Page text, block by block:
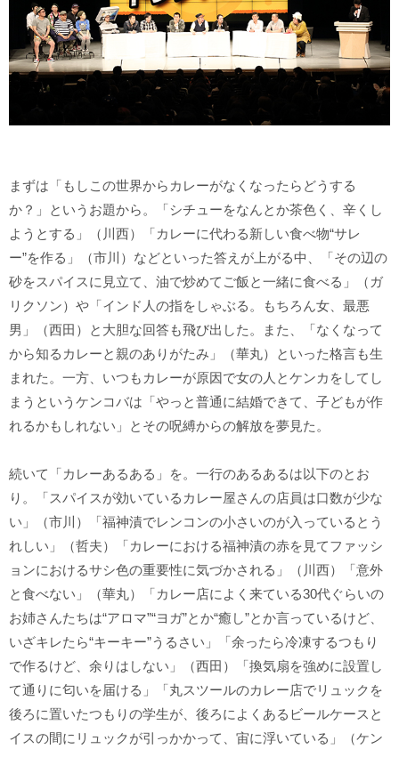
まずは「もしこの世界からカレーがなくなったらどうする
か？」というお題から。「シチューをなんとか茶色く、辛くし
ようとする」（川西）「カレーに代わる新しい食べ物“サレ
ー”を作る」（市川）などといった答えが上がる中、「その辺の
砂をスパイスに見立て、油で炒めてご飯と一緒に食べる」（ガ
リクソン）や「インド人の指をしゃぶる。もちろん女、最悪
男」（西田）と大胆な回答も飛び出した。また、「なくなって
から知るカレーと親のありがたみ」（華丸）といった格言も生
まれた。一方、いつもカレーが原因で女の人とケンカをしてし
まうというケンコバは「やっと普通に結婚できて、子どもが作
れるかもしれない」とその呪縛からの解放を夢見た。
続いて「カレーあるある」を。一行のあるあるは以下のとお
り。「スパイスが効いているカレー屋さんの店員は口数が少な
い」（市川）「福神漬でレンコンの小さいのが入っているとう
れしい」（哲夫）「カレーにおける福神漬の赤を見てファッシ
ョンにおけるサシ色の重要性に気づかされる」（川西）「意外
と食べない」（華丸）「カレー店によく来ている30代ぐらいの
お姉さんたちは“アロマ”“ヨガ”とか“癒し”とか言っているけど、
いざキレたら“キーキー”うるさい」「余ったら冷凍するつもり
で作るけど、余りはしない」（西田）「換気扇を強めに設置し
て通りに匂いを届ける」「丸スツールのカレー店でリュックを
後ろに置いたつもりの学生が、後ろによくあるビールケースと
イスの間にリュックが引っかかって、宙に浮いている」（ケン